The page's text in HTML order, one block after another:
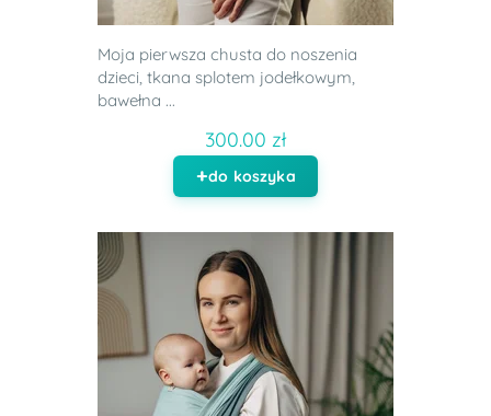
Moja pierwsza chusta do noszenia
dzieci, tkana splotem jodełkowym,
bawełna ...
300.00 zł
do koszyka